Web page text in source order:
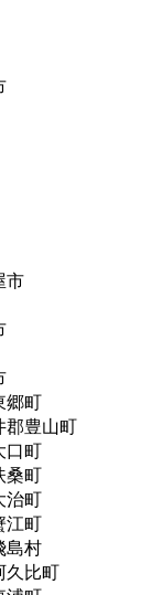
市
郷町
郡豊山町
口町
桑町
治町
江町
島村
久比町